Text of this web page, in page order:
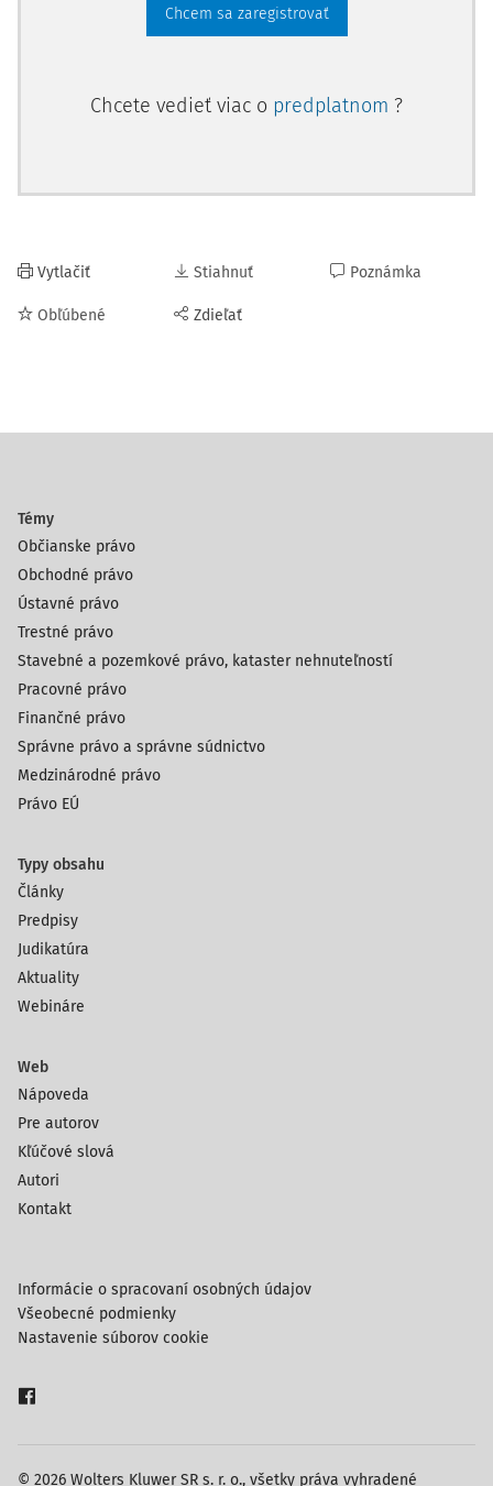
Chcem sa zaregistrovať
Chcete vedieť viac o predplatnom ?
Vytlačiť
Obľúbené
Stiahnuť
Zdieľať
Poznámka
Témy
Občianske právo
Obchodné právo
Ústavné právo
Trestné právo
Stavebné a pozemkové právo, kataster nehnuteľností
Pracovné právo
Finančné právo
Správne právo a správne súdnictvo
Medzinárodné právo
Právo EÚ
Typy obsahu
Články
Predpisy
Judikatúra
Aktuality
Webináre
Web
Nápoveda
Pre autorov
Kľúčové slová
Autori
Kontakt
© 2026 Wolters Kluwer SR s. r. o., všetky práva vyhradené
Informácie o spracovaní osobných údajov
Všeobecné podmienky
Nastavenie súborov cookie